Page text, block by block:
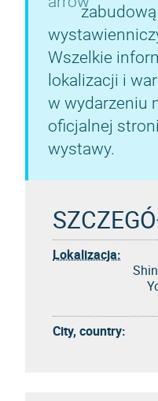
Wszelkie
lokalizacji i
w wydarzeniu
oficjalnej
wystawy.
Lokalizacja:
City, country: